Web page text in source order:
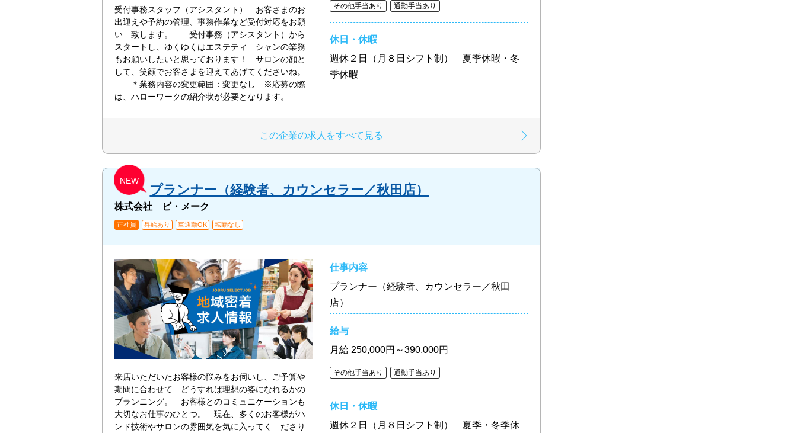
受付事務スタッフ（アシスタント） お客さまのお
出迎えや予約の管理、事務作業など受付対応をお願
い 致します。 受付事務（アシスタント）から
スタートし、ゆくゆくはエステティ シャンの業務
もお願いしたいと思っております！ サロンの顔と
して、笑顔でお客さまを迎えてあげてくださいね。
＊業務内容の変更範囲：変更なし ※応募の際
は、ハローワークの紹介状が必要となります。
その他手当あり 通勤手当あり
休日・休暇
週休２日（月８日シフト制） 夏季休暇・冬
季休暇
この企業の求人をすべて見る
NEW
プランナー（経験者、カウンセラー／秋田店）
株式会社 ビ・メーク
正社員 昇給あり 車通勤OK 転勤なし
来店いただいたお客様の悩みをお伺いし、ご予算や
期間に合わせて どうすれば理想の姿になれるかの
プランニング。 お客様とのコミュニケーションも
大切なお仕事のひとつ。 現在、多くのお客様がハ
ンド技術やサロンの雰囲気を気に入ってく ださり
仕事内容
プランナー（経験者、カウンセラー／秋田
店）
給与
月給 250,000円～390,000円
その他手当あり 通勤手当あり
休日・休暇
週休２日（月８日シフト制） 夏季・冬季休